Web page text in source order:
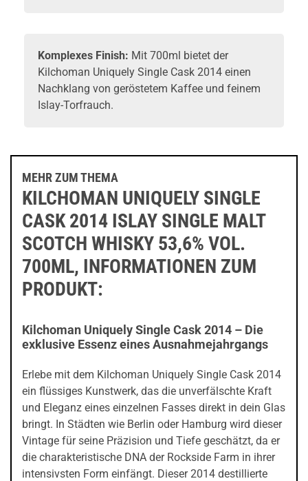
Komplexes Finish: Mit 700ml bietet der
Kilchoman Uniquely Single Cask 2014 einen
Nachklang von geröstetem Kaffee und feinem
Islay-Torfrauch.
MEHR ZUM THEMA
KILCHOMAN UNIQUELY SINGLE
CASK 2014 ISLAY SINGLE MALT
SCOTCH WHISKY 53,6% VOL.
700ML, INFORMATIONEN ZUM
PRODUKT:
Kilchoman Uniquely Single Cask 2014 – Die
exklusive Essenz eines Ausnahmejahrgangs
Erlebe mit dem Kilchoman Uniquely Single Cask 2014
ein flüssiges Kunstwerk, das die unverfälschte Kraft
und Eleganz eines einzelnen Fasses direkt in dein Glas
bringt. In Städten wie Berlin oder Hamburg wird dieser
Vintage für seine Präzision und Tiefe geschätzt, da er
die charakteristische DNA der Rockside Farm in ihrer
intensivsten Form einfängt. Dieser 2014 destillierte